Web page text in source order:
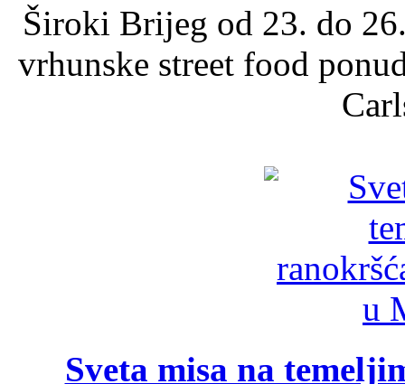
Široki Brijeg od 23. do
vrhunske street food
Sveta misa na